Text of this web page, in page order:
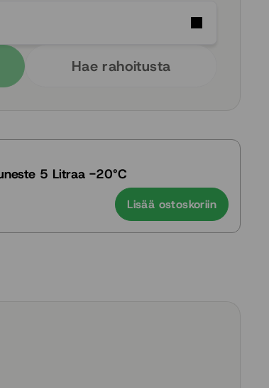
Hae rahoitusta
5 Litraa -20°C
Lisää ostoskoriin